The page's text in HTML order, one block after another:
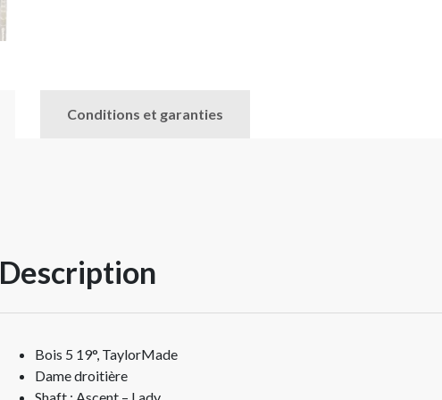
Conditions et garanties
Description
Bois 5 19°, TaylorMade
Dame droitière
Shaft : Ascent – Lady